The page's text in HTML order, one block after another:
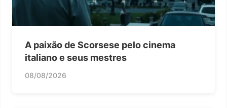
A paixão de Scorsese pelo cinema
italiano e seus mestres
08/08/2026